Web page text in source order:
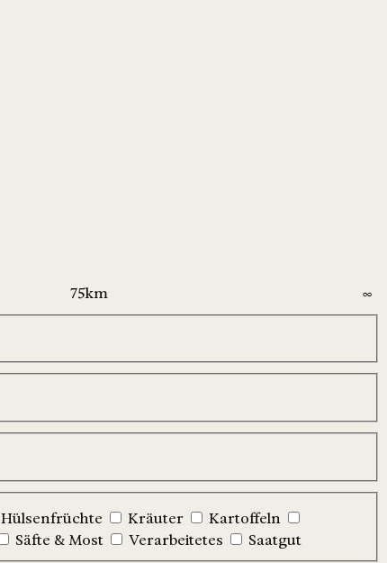
Hülsenfrüchte Kräuter
Kartoffeln
Säfte & Most Verarbeitetes
Saatgut